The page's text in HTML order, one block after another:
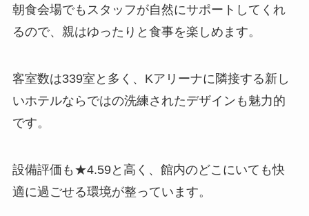
朝食会場でもスタッフが自然にサポートしてくれ
るので、親はゆったりと食事を楽しめます。
客室数は339室と多く、Kアリーナに隣接する新し
いホテルならではの洗練されたデザインも魅力的
です。
設備評価も★4.59と高く、館内のどこにいても快
適に過ごせる環境が整っています。